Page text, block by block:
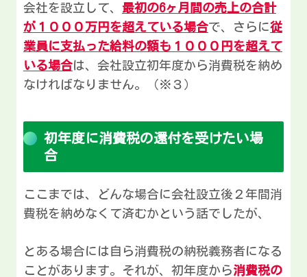
会社を設立して、 最初の6ヶ月間の売上の合計
が１０００万円を超えている場合で、さらに従
業員に支払った給料の額も１０００円を超えて
いる場合は、会社設立初年度から消費税を納め
なければなりません。（※３）
初年度に消費税の還付を受けたい場
合
ここまでは、どんな場合に会社設立後２年間消
費税を納めなくて済むかという話でしたが、
とある場合には自ら消費税の納税義務者になる
ことがあります。それが、初年度から消費税の